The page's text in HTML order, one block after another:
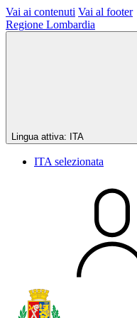
Vai ai contenuti Vai al footer
Regione Lombardia
Lingua attiva: ITA
ITA selezionata